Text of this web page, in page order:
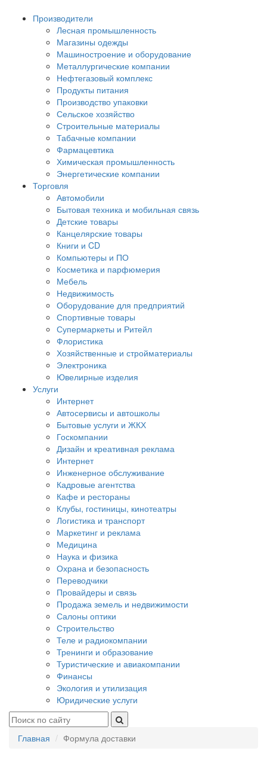
Производители
Лесная промышленность
Магазины одежды
Машиностроение и оборудование
Металлургические компании
Нефтегазовый комплекс
Продукты питания
Производство упаковки
Сельское хозяйство
Строительные материалы
Табачные компании
Фармацевтика
Химическая промышленность
Энергетические компании
Торговля
Автомобили
Бытовая техника и мобильная связь
Детские товары
Канцелярские товары
Книги и CD
Компьютеры и ПО
Косметика и парфюмерия
Мебель
Недвижимость
Оборудование для предприятий
Спортивные товары
Супермаркеты и Ритейл
Флористика
Хозяйственные и стройматериалы
Электроника
Ювелирные изделия
Услуги
Интернет
Автосервисы и автошколы
Бытовые услуги и ЖКХ
Госкомпании
Дизайн и креативная реклама
Интернет
Инженерное обслуживание
Кадровые агентства
Кафе и рестораны
Клубы, гостиницы, кинотеатры
Логистика и транспорт
Маркетинг и реклама
Медицина
Наука и физика
Охрана и безопасность
Переводчики
Провайдеры и связь
Продажа земель и недвижимости
Салоны оптики
Строительство
Теле и радиокомпании
Тренинги и образование
Туристические и авиакомпании
Финансы
Экология и утилизация
Юридические услуги
Главная Формула доставки